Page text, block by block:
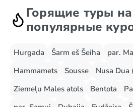
Горящие туры
популярные
Hurgada Šarm eš Šeiha par.
Hammamets
Sousse Nusa Dua
Ziemeļu Males atols
Bentota